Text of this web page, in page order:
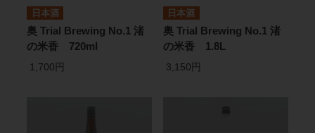
日本酒
奥 Trial Brewing No.1 渚
の米香 720ml
1,700円
日本酒
奥 Trial Brewing No.1 渚
の米香 1.8L
3,150円